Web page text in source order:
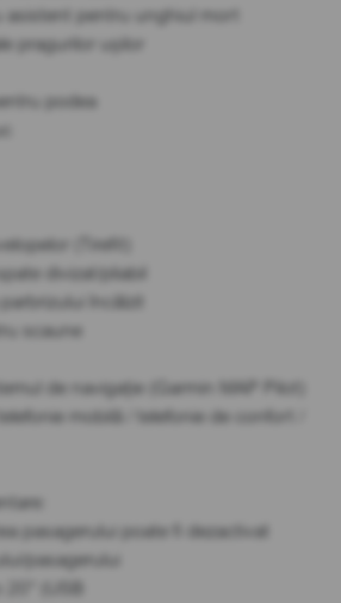
asistent pentru unghiul mort
pragurilor ușilor
podea
(Tirefit)
divizat/pliabil
încălzit
scaune
de navigație (Garmin MAP Pilot)
mobilă / telefonie de confort /
pasagerului poate fi dezactivat
pasagerului
(USB